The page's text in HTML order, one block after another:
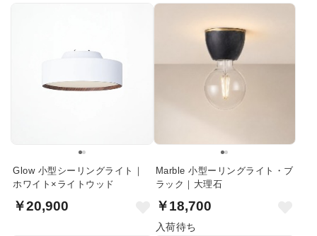
Glow 小型シーリングライト｜
ホワイト×ライトウッド
￥20,900
Marble 小型ーリングライト・ブ
ラック｜大理石
￥18,700
入荷待ち